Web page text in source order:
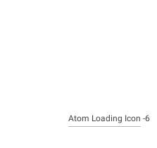
6-
Atom Loading Icon